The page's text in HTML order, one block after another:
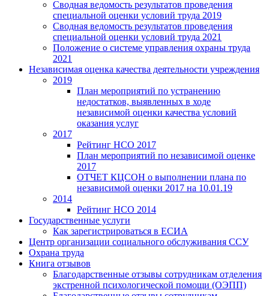
Сводная ведомость результатов проведения
специальной оценки условий труда 2019
Сводная ведомость результатов проведения
специальной оценки условий труда 2021
Положение о системе управления охраны труда
2021
Независимая оценка качества деятельности учреждения
2019
План мероприятий по устранению
недостатков, выявленных в ходе
независимой оценки качества условий
оказания услуг
2017
Рейтинг НСО 2017
План мероприятий по независимой оценке
2017
ОТЧЕТ КЦСОН о выполнении плана по
независимой оценки 2017 на 10.01.19
2014
Рейтинг НСО 2014
Государственные услуги
Как зарегистрироваться в ЕСИА
Центр организации социального обслуживания ССУ
Охрана труда
Книга отзывов
Благодарственные отзывы сотрудникам отделения
экстренной психологической помощи (ОЭПП)